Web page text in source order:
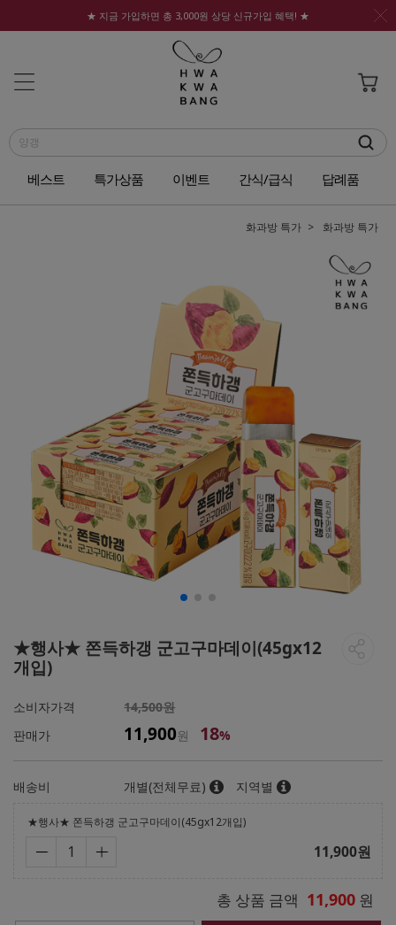
★ 지금 가입하면 총 3,000원 상당 신규가입 혜택! ★
베스트 특가상품 이벤트 간식/급식 답례품
화과방 특가 화과방 특가
★행사★ 쫀득하갱 군고구마데이(45gx12
개입)
소비자가격
14,500원
판매가
11,900원 18%
배송비 개별(전체무료) 지역별
★행사★ 쫀득하갱 군고구마데이(45gx12개입)
11,900원
총 상품 금액 11,900 원